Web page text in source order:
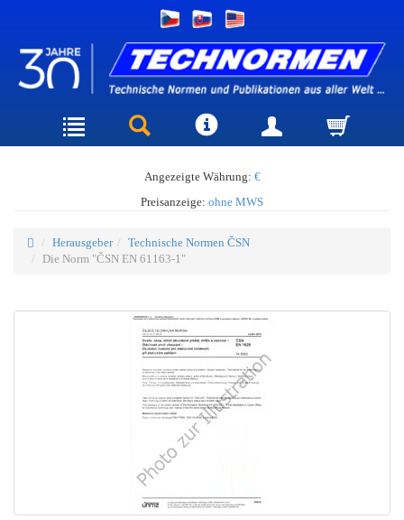
Angezeigte Währung: €
Preisanzeige: ohne MWS
Herausgeber
Technische Normen ČSN
Die Norm "ČSN EN 61163-1"